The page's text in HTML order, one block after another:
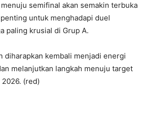
semifinal akan semakin terbuka
untuk menghadapi duel
paling krusial di Grup A.
diharapkan kembali menjadi energi
melanjutkan langkah menuju target
(red)